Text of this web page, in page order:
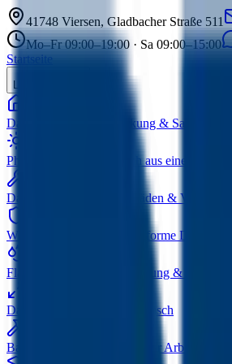
41748 Viersen, Gladbacher Straße 511
Mo–Fr 09:00–19:00 · Sa 09:00–15:00
Startseite
Leistungen
Dacharbeiten Neueindeckung & Sanierung
Photovoltaik Solar & Dach aus einer Hand
Dachreparaturen Sturmschäden & Verschleiß
Wärmedämmung GEG-konforme Dämmung
Flachdachsanierung Abdichtung & Sanierung
Dachfenster Einbau & Austausch
Bauklempnerei Zink & Kupfer Arbeiten